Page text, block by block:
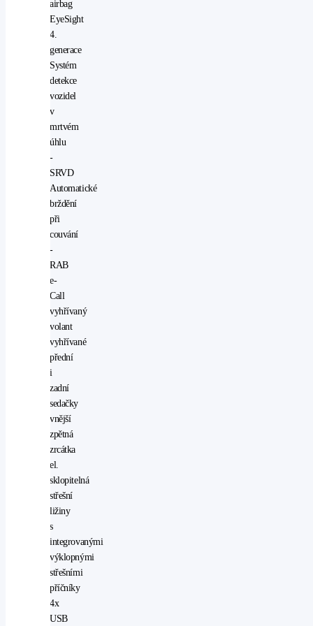
airbag
EyeSight
4.
generace
Systém
detekce
vozidel
v
mrtvém
úhlu
-
SRVD
Automatické
brždění
při
couvání
-
RAB
e-
Call
vyhřívaný
volant
vyhřívané
přední
i
zadní
sedačky
vnější
zpětná
zrcátka
el.
sklopitelná
střešní
ližiny
s
integrovanými
výklopnými
střešními
příčníky
4x
USB